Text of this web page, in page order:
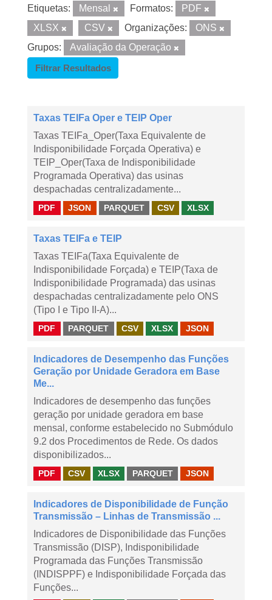
Etiquetas: Mensal Formatos:
PDF
XLSX
CSV Organizações:
ONS
Grupos:
Avaliação da Operação
Filtrar Resultados
Taxas TEIFa Oper e TEIP Oper
Taxas TEIFa_Oper(Taxa Equivalente de
Indisponibilidade Forçada Operativa) e
TEIP_Oper(Taxa de Indisponibilidade
Programada Operativa) das usinas
despachadas centralizadamente...
PDF JSON PARQUET CSV XLSX
Taxas TEIFa e TEIP
Taxas TEIFa(Taxa Equivalente de
Indisponibilidade Forçada) e TEIP(Taxa de
Indisponibilidade Programada) das usinas
despachadas centralizadamente pelo ONS
(Tipo I e Tipo II-A)...
PDF PARQUET CSV XLSX JSON
Indicadores de Desempenho das Funções
Geração por Unidade Geradora em Base
Me...
Indicadores de desempenho das funções
geração por unidade geradora em base
mensal, conforme estabelecido no Submódulo
9.2 dos Procedimentos de Rede. Os dados
disponibilizados...
PDF CSV XLSX PARQUET JSON
Indicadores de Disponibilidade de Função
Transmissão – Linhas de Transmissão ...
Indicadores de Disponibilidade das Funções
Transmissão (DISP), Indisponibilidade
Programada das Funções Transmissão
(INDISPPF) e Indisponibilidade Forçada das
Funções...